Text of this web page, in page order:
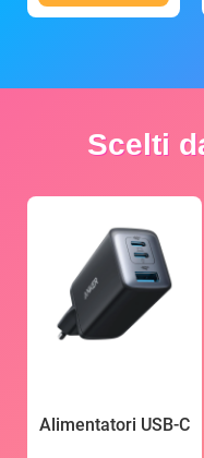
Scelti
Alimentatori USB-C